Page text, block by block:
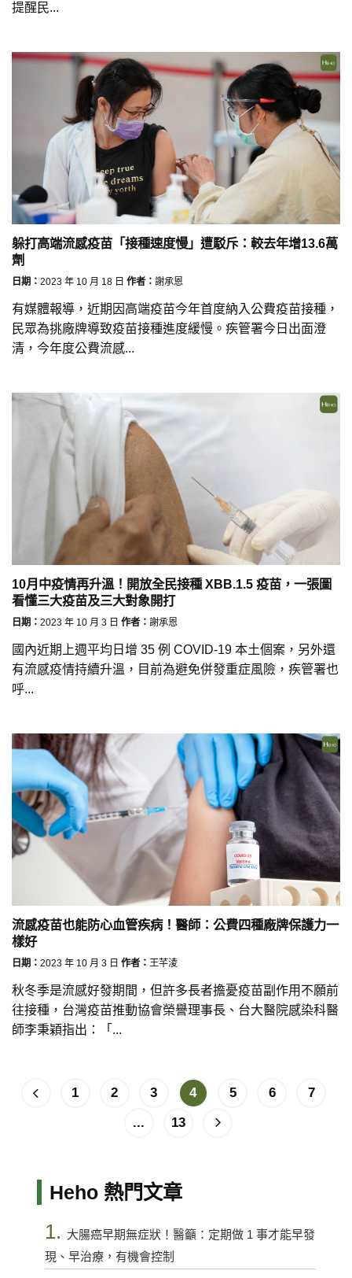
提醒民...
躲打高端流感疫苗「接種速度慢」遭駁斥：較去年增13.6萬
劑
日期： 2023 年 10 月 18 日 作者： 謝承恩
有媒體報導，近期因高端疫苗今年首度納入公費疫苗接種，
民眾為挑廠牌導致疫苗接種進度緩慢。疾管署今日出面澄
清，今年度公費流感...
10月中疫情再升溫！開放全民接種 XBB.1.5 疫苗，一張圖
看懂三大疫苗及三大對象開打
日期： 2023 年 10 月 3 日 作者： 謝承恩
國內近期上週平均日增 35 例 COVID-19 本土個案，另外還
有流感疫情持續升溫，目前為避免併發重症風險，疾管署也
呼...
流感疫苗也能防心血管疾病！醫師：公費四種廠牌保護力一
樣好
日期： 2023 年 10 月 3 日 作者： 王芊淩
秋冬季是流感好發期間，但許多長者擔憂疫苗副作用不願前
往接種，台灣疫苗推動協會榮譽理事長、台大醫院感染科醫
師李秉穎指出：「...
1 2 3 4 5 6
7
...
13
Heho 熱門文章
1. 大腸癌早期無症狀！醫籲：定期做 1 事才能早發
現、早治療，有機會控制